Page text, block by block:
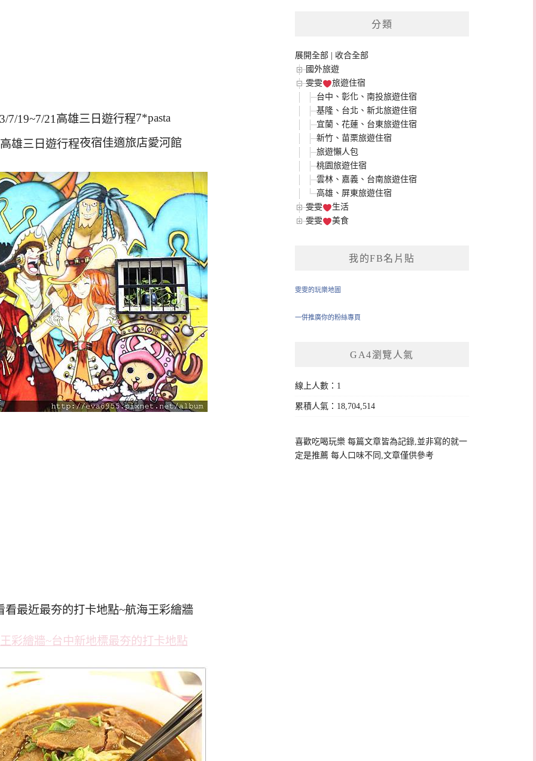
7*pasta
夜宿佳適旅店愛河館
最近最夯的打卡地點~航海王彩繪牆
彩繪牆~台中新地標最夯的打卡地點
分類
展開全部
收合全部
國外旅遊
雯雯
旅遊住宿
台中、彰化、南投旅遊住宿
基隆、台北、新北旅遊住宿
宜蘭、花蓮、台東旅遊住宿
新竹、苗栗旅遊住宿
旅遊懶人包
桃園旅遊住宿
雲林、嘉義、台南旅遊住宿
高雄、屏東旅遊住宿
雯雯
生活
雯雯
美食
我的FB名片貼
雯雯的玩樂地圖
一併推廣你的粉絲專頁
GA4瀏覽人氣
線上人數：1
累積人氣：18,704,514
喜歡吃喝玩樂 每篇文章皆為記錄,並非寫的就一
定是推薦 每人口味不同,文章僅供參考